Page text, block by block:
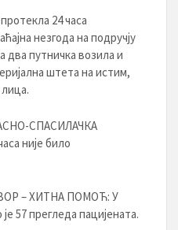
24 часа
незгода на подручју
два путничка возила и
штета на истим,
СПАСИЛАЧКА
није било
– ХИТНА ПОМОЋ: У
57 прегледа пацијената.